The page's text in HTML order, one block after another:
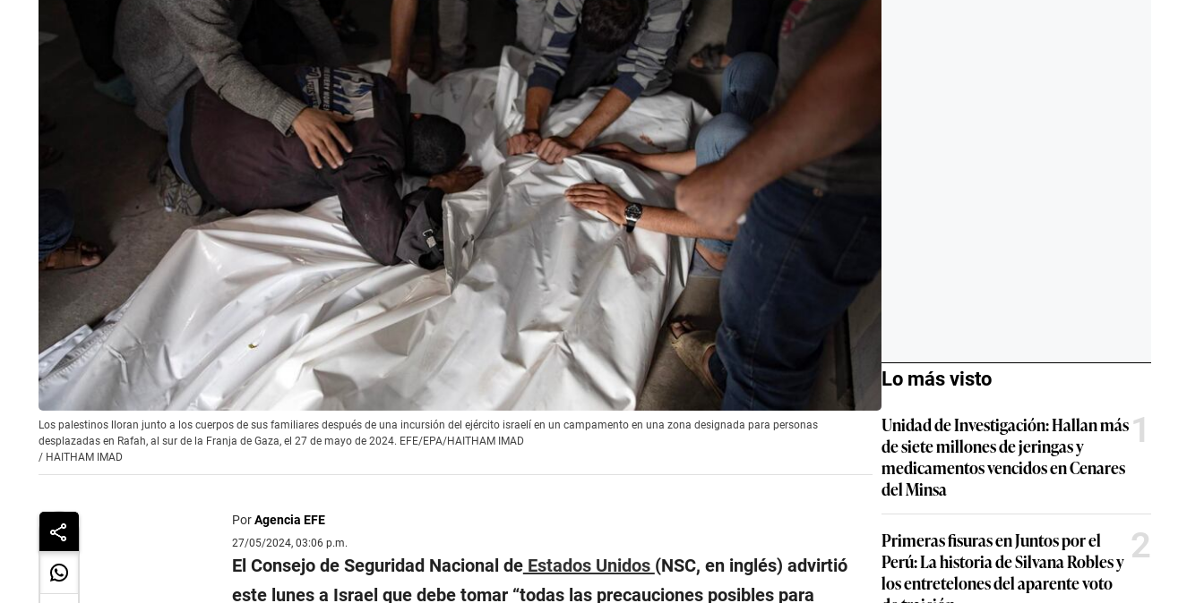
Los palestinos lloran junto a los cuerpos de sus familiares después de una incursión del ejército israelí en un campamento en una zona designada para personas
desplazadas en Rafah, al sur de la Franja de Gaza, el 27 de mayo de 2024. EFE/EPA/HAITHAM IMAD
/ HAITHAM IMAD
PorAgencia EFE
27/05/2024, 03:06 p.m.
El Consejo de Seguridad Nacional deEstados Unidos (NSC, en inglés) advirtió
este lunes a Israel que debe tomar “todas las precauciones posibles para
Lo más visto
Unidad de Investigación: Hallan más
de siete millones de jeringas y
medicamentos vencidos en Cenares
del Minsa
1
Primeras fisuras en Juntos por el
Perú: La historia de Silvana Robles y
los entretelones del aparente voto
2